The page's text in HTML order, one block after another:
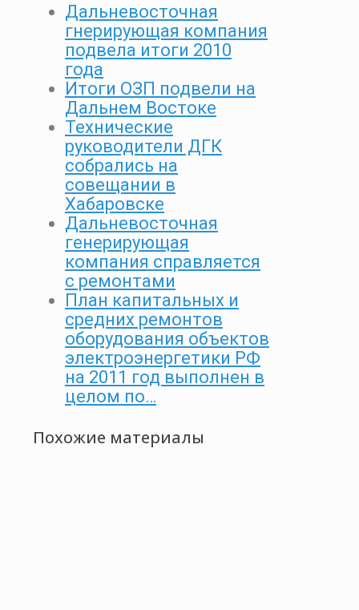
Дальневосточная
гнерирующая компания
подвела итоги 2010
года
Итоги ОЗП подвели на
Дальнем Востоке
Технические
руководители ДГК
собрались на
совещании в
Хабаровске
Дальневосточная
генерирующая
компания справляется
с ремонтами
План капитальных и
средних ремонтов
оборудования объектов
электроэнергетики РФ
на 2011 год выполнен в
целом по…
Похожие материалы